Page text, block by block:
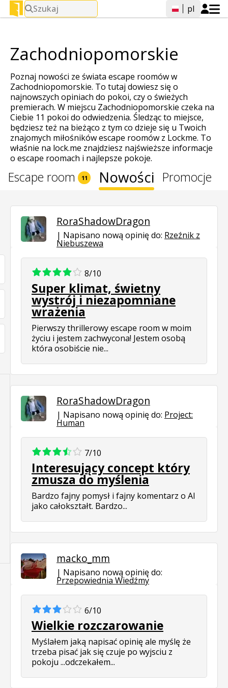
Szukaj pl
Zachodniopomorskie
Poznaj nowości ze świata escape roomów w
Zachodniopomorskie. To tutaj dowiesz się o
najnowszych opiniach do pokoi, czy o świeżych
premierach. W miejscu Zachodniopomorskie czeka na
Ciebie 11 pokoi do odwiedzenia. Śledząc to miejsce,
będziesz też na bieżąco z tym co dzieje się u Twoich
znajomych miłośników escape roomów z Lockme. To
właśnie na lock.me znajdziesz najświeższe informacje
o escape roomach i najlepsze pokoje.
Escape room 11 Nowości Promocje
RoraShadowDragon
Napisano nową opinię do: Rzeźnik z
Niebuszewa
8/10
Super klimat, świetny
wystrój i niezapomniane
wrażenia
Pierwszy thrillerowy escape room w moim
życiu i jestem zachwycona! Jestem osobą
która osobiście nie...
RoraShadowDragon
Napisano nową opinię do: Project:
Human
7/10
Interesujący concept który
zmusza do myślenia
Bardzo fajny pomysł i fajny komentarz o AI
jako całokształt. Bardzo...
macko_mm
Napisano nową opinię do:
Przepowiednia Wiedźmy
6/10
Wielkie rozczarowanie
Myślałem jaką napisać opinię ale myślę że
trzeba pisać jak się czuje po wyjsciu z
pokoju ...odczekałem...